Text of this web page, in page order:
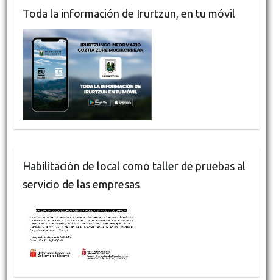
Toda la información de Irurtzun, en tu móvil
Habilitación de local como taller de pruebas al
servicio de las empresas